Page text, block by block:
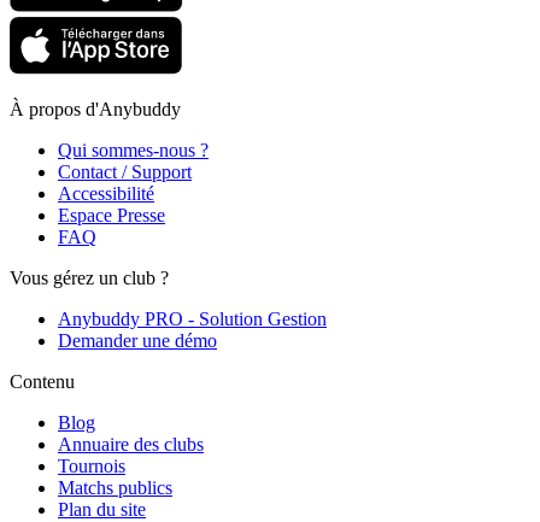
À propos d'Anybuddy
Qui sommes-nous ?
Contact / Support
Accessibilité
Espace Presse
FAQ
Vous gérez un club ?
Anybuddy PRO - Solution Gestion
Demander une démo
Contenu
Blog
Annuaire des clubs
Tournois
Matchs publics
Plan du site